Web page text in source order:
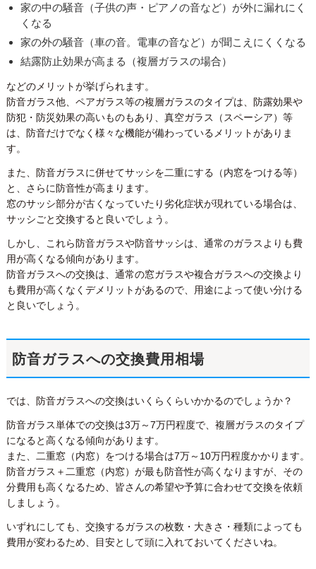
家の中の騒音（子供の声・ピアノの音など）が外に漏れにく
くなる
家の外の騒音（車の音。電車の音など）が聞こえにくくなる
結露防止効果が高まる（複層ガラスの場合）
などのメリットが挙げられます。
防音ガラス他、ペアガラス等の複層ガラスのタイプは、防露効果や
防犯・防災効果の高いものもあり、真空ガラス（スペーシア）等
は、防音だけでなく様々な機能が備わっているメリットがありま
す。
また、防音ガラスに併せてサッシを二重にする（内窓をつける等）
と、さらに防音性が高まります。
窓のサッシ部分が古くなっていたり劣化症状が現れている場合は、
サッシごと交換すると良いでしょう。
しかし、これら防音ガラスや防音サッシは、通常のガラスよりも費
用が高くなる傾向があります。
防音ガラスへの交換は、通常の窓ガラスや複合ガラスへの交換より
も費用が高くなくデメリットがあるので、用途によって使い分ける
と良いでしょう。
防音ガラスへの交換費用相場
では、防音ガラスへの交換はいくらくらいかかるのでしょうか？
防音ガラス単体での交換は3万～7万円程度で、複層ガラスのタイプ
になると高くなる傾向があります。
また、二重窓（内窓）をつける場合は7万～10万円程度かかります。
防音ガラス＋二重窓（内窓）が最も防音性が高くなりますが、その
分費用も高くなるため、皆さんの希望や予算に合わせて交換を依頼
しましょう。
いずれにしても、交換するガラスの枚数・大きさ・種類によっても
費用が変わるため、目安として頭に入れておいてくださいね。